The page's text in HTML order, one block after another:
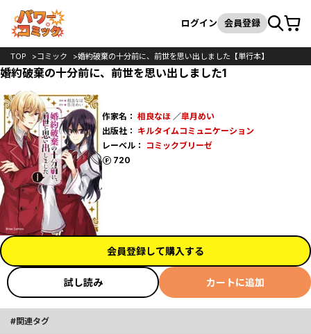
検索
ログイン 会員登録カート
TOP コミック 婚約破棄の十分前に、前世を思い出しました【単行本】
婚約破棄の十分前に、前世を思い出しました1
作家名： 相良なほ／皐月めい
出版社： キルタイムコミュニケーション
レーベル：
コミックブリーゼ
720
ポイント
会員登録して購入する
試し読み カートに追加
関連タグ